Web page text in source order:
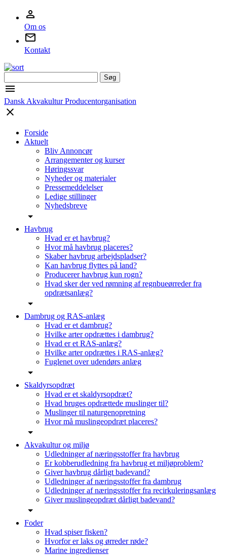
Om os
Kontakt
efter:
Dansk Akvakultur Producentorganisation
Forside
Aktuelt
Bliv Annoncør
Arrangementer og kurser
Høringssvar
Nyheder og materialer
Pressemeddelelser
Ledige stillinger
Nyhedsbreve
Havbrug
Hvad er et havbrug?
Hvor må havbrug placeres?
Skaber havbrug arbejdspladser?
Kan havbrug flyttes på land?
Producerer havbrug kun rogn?
Hvad sker der ved rømning af regnbueørreder fra
opdrætsanlæg?
Dambrug og RAS-anlæg
Hvad er et dambrug?
Hvilke arter opdrættes i dambrug?
Hvad er et RAS-anlæg?
Hvilke arter opdrættes i RAS-anlæg?
Fuglenet over udendørs anlæg
Skaldyrsopdræt
Hvad er et skaldyrsopdræt?
Hvad bruges opdrættede muslinger til?
Muslinger til naturgenopretning
Hvor må muslingeopdræt placeres?
Akvakultur og miljø
Udledninger af næringsstoffer fra havbrug
Er kobberudledning fra havbrug et miljøproblem?
Giver havbrug dårligt badevand?
Udledninger af næringsstoffer fra dambrug
Udledninger af næringsstoffer fra recirkuleringsanlæg
Giver muslingeopdræt dårligt badevand?
Foder
Hvad spiser fisken?
Hvorfor er laks og ørreder røde?
Marine ingredienser